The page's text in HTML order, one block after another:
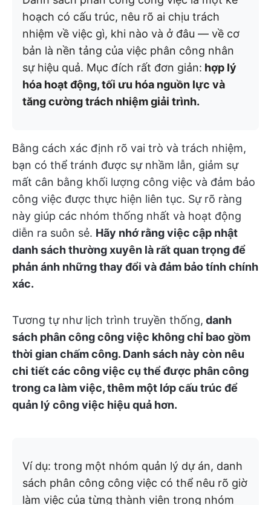
hoạch có cấu trúc, nêu rõ ai chịu trách
nhiệm về việc gì, khi nào và ở đâu — về cơ
bản là nền tảng của việc phân công nhân
sự hiệu quả. Mục đích rất đơn giản: hợp lý
hóa hoạt động, tối ưu hóa nguồn lực và
tăng cường trách nhiệm giải trình.
Bằng cách xác định rõ vai trò và trách nhiệm,
bạn có thể tránh được sự nhầm lẫn, giảm sự
mất cân bằng khối lượng công việc và đảm bảo
công việc được thực hiện liên tục. Sự rõ ràng
này giúp các nhóm thống nhất và hoạt động
diễn ra suôn sẻ. Hãy nhớ rằng việc cập nhật
danh sách thường xuyên là rất quan trọng để
phản ánh những thay đổi và đảm bảo tính chính
xác.
Tương tự như lịch trình truyền thống, danh
sách phân công công việc không chỉ bao gồm
thời gian chấm công. Danh sách này còn nêu
chi tiết các công việc cụ thể được phân công
trong ca làm việc, thêm một lớp cấu trúc để
quản lý công việc hiệu quả hơn.
Ví dụ: trong một nhóm quản lý dự án, danh
sách phân công công việc có thể nêu rõ giờ
làm việc của từng thành viên trong nhóm